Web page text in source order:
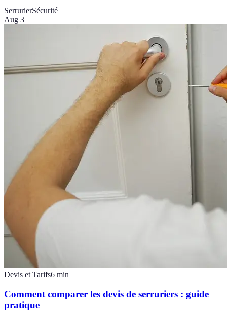
SerrurierSécurité
Aug 3
Devis et Tarifs6 min
Comment comparer les devis de serruriers : guide
pratique